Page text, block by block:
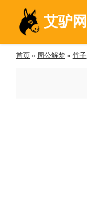
艾驴网
首页 » 周公解梦 » 竹子